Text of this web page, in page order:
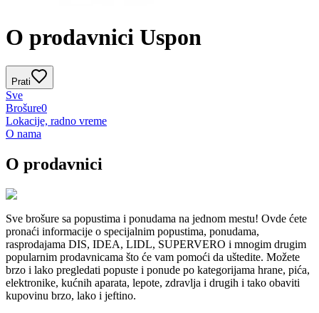
O prodavnici Uspon
Prati
Sve
Brošure0
Lokacije, radno vreme
O nama
O prodavnici
Sve brošure sa popustima i ponudama na jednom mestu! Ovde ćete
pronaći informacije o specijalnim popustima, ponudama,
rasprodajama DIS, IDEA, LIDL, SUPERVERO i mnogim drugim
popularnim prodavnicama što će vam pomoći da uštedite. Možete
brzo i lako pregledati popuste i ponude po kategorijama hrane, pića,
elektronike, kućnih aparata, lepote, zdravlja i drugih i tako obaviti
kupovinu brzo, lako i jeftino.